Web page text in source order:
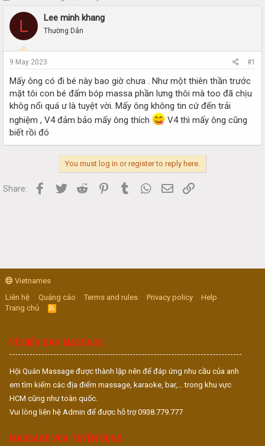
r
a
d
s
a
r
t
r
a
r
d
e
L Lee minh khang
Thường Dân
9 May 2023 #1
Mấy ông có đi bé này bao giờ chưa . Như một thiên thần trước
mặt tôi con bé đấm bóp massa phần lưng thôi mà too đã chịu
khôg nổi quá ư là tuyệt vời. Mấy ông không tin cứ đến trải
nghiệm , V4 đảm bảo mấy ông thích
V4 thì mấy ông cũng
biết rồi đó
You must log in or register to reply here.
Share: Facebook
Twitter Reddit PinterestTumblr WhatsApp
Email
Vietnames
Liên hệ
Quảng cáo Terms and rules Privacy policy
Help
Trang chủ
R
S
VỀ DIỄN ĐÀN MASSAGE
Hội Quán Massage được thành lập nên để đáp ứng nhu cầu của anh
em tìm kiếm các địa điểm massage, karaoke, bar,... trong khu vực
HCM cũng như toàn quốc.
Vui lòng liên hệ Admin để được hỗ trợ 0938.779.777
MASSAGE VUA TUYỂN DỤNG